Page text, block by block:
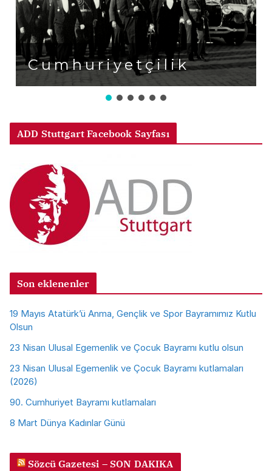
Cumhuriyetçilik
ADD Stuttgart Facebook Sayfası
Son eklenenler
19 Mayıs Atatürk’ü Anma, Gençlik ve Spor Bayramımız Kutlu
Olsun
23 Nisan Ulusal Egemenlik ve Çocuk Bayramı kutlu olsun
23 Nisan Ulusal Egemenlik ve Çocuk Bayramı kutlamaları
(2026)
90. Cumhuriyet Bayramı kutlamaları
8 Mart Dünya Kadınlar Günü
Sözcü Gazetesi – SON DAKIKA